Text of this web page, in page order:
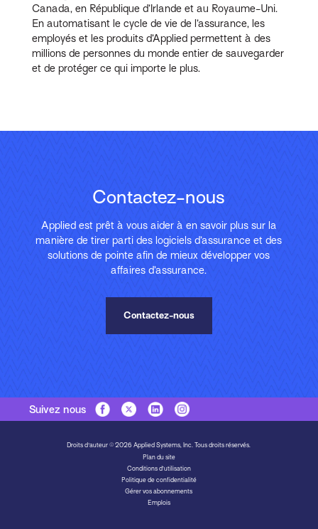
Canada, en République d’Irlande et au Royaume-Uni.
En automatisant le cycle de vie de l’assurance, les
employés et les produits d’Applied permettent à des
millions de personnes du monde entier de sauvegarder
et de protéger ce qui importe le plus.
Contactez-nous
Applied est prêt à vous aider à en savoir plus sur la
manière de tirer parti des logiciels d’assurance et des
solutions de pointe afin de mieux développer vos
affaires d’assurance.
Contactez-nous
Suivez nous
Droits d'auteur © 2026 Applied Systems, Inc. Tous droits réservés.
Plan du site
Conditions d’utilisation
Politique de confidentialité
Gérer vos abonnements
Emplois